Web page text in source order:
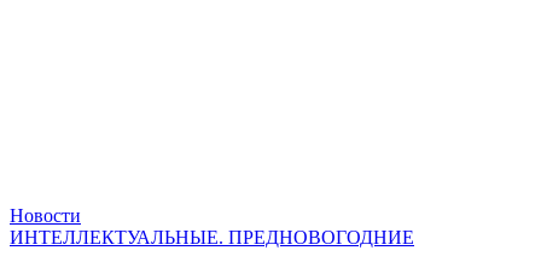
Новости
ИНТЕЛЛЕКТУАЛЬНЫЕ. ПРЕДНОВОГОДНИЕ